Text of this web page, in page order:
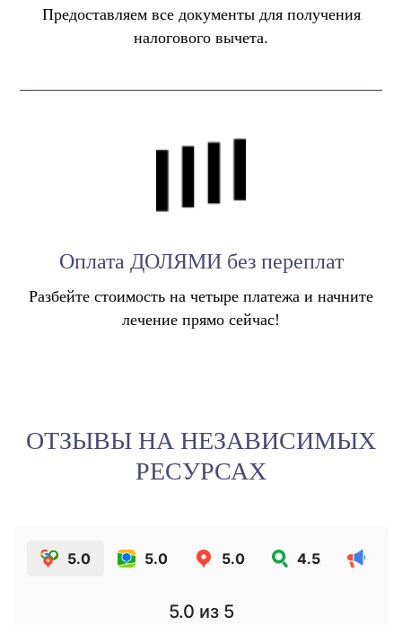
Предоставляем все документы для получения
налогового вычета.
Оплата ДОЛЯМИ без переплат
Разбейте стоимость на четыре платежа и начните
лечение прямо сейчас!
ОТЗЫВЫ НА НЕЗАВИСИМЫХ
РЕСУРСАХ
5.0 5.0 5.0 4.5
5.0 из 5